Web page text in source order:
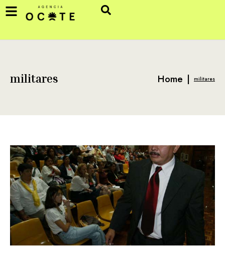
militares Home | militares